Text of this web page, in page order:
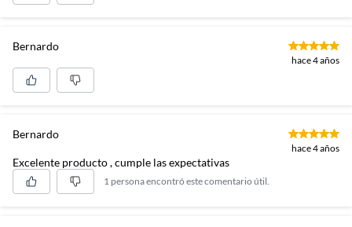
Bernardo
hace 4 años
Bernardo
hace 4 años
Excelente producto , cumple las expectativas
1 persona encontró este comentario útil.